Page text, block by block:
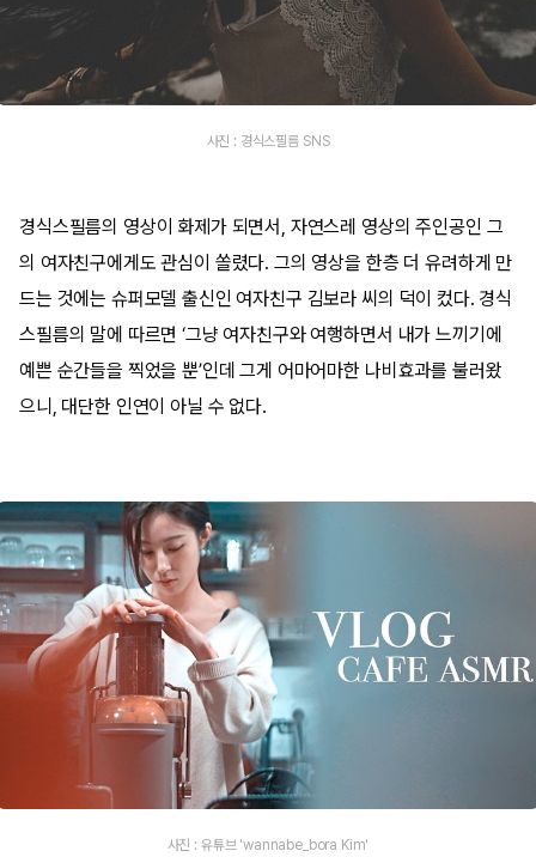
사진 : 경식스필름 SNS
경식스필름의 영상이 화제가 되면서, 자연스레 영상의 주인공인 그
의 여자친구에게도 관심이 쏠렸다. 그의 영상을 한층 더 유려하게 만
드는 것에는 슈퍼모델 출신인 여자친구 김보라 씨의 덕이 컸다. 경식
스필름의 말에 따르면 ‘그냥 여자친구와 여행하면서 내가 느끼기에
예쁜 순간들을 찍었을 뿐’인데 그게 어마어마한 나비효과를 불러왔
으니, 대단한 인연이 아닐 수 없다.
사진 : 유튜브 'wannabe_bora Kim'